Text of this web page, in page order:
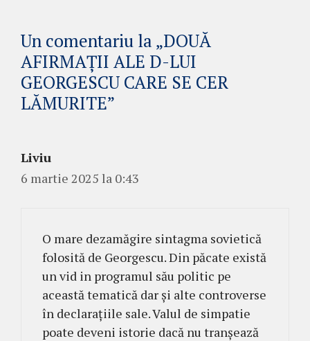
Un comentariu la „DOUĂ
AFIRMAȚII ALE D-LUI
GEORGESCU CARE SE CER
LĂMURITE”
Liviu
6 martie 2025 la 0:43
O mare dezamăgire sintagma sovietică
folosită de Georgescu. Din păcate există
un vid in programul său politic pe
această tematică dar și alte controverse
în declarațiile sale. Valul de simpatie
poate deveni istorie dacă nu tranșează